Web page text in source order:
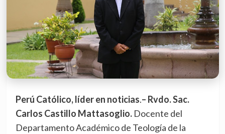
Perú Católico, líder en noticias.– Rvdo. Sac.
Carlos Castillo Mattasoglio. Docente del
Departamento Académico de Teología de la